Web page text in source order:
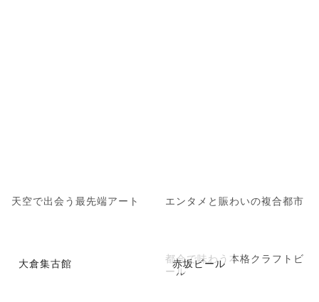
天空で出会う最先端アート エンタメと賑わいの複合都市
大倉集古館 赤坂ビール
都会で味わう本格クラフトビ
ール